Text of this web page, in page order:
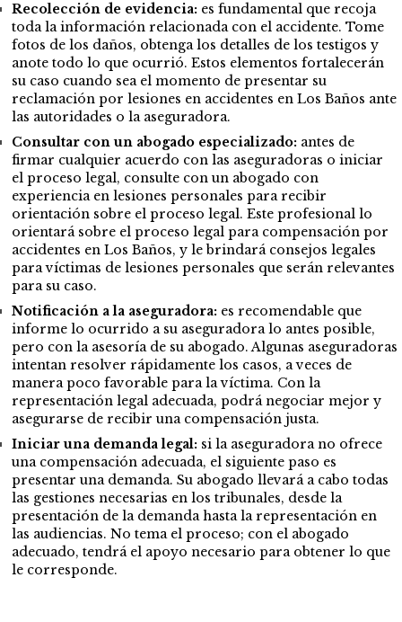
Recolección de evidencia: es fundamental que recoja
toda la información relacionada con el accidente. Tome
fotos de los daños, obtenga los detalles de los testigos y
anote todo lo que ocurrió. Estos elementos fortalecerán
su caso cuando sea el momento de presentar su
reclamación por lesiones en accidentes en Los Baños ante
las autoridades o la aseguradora.
Consultar con un abogado especializado: antes de
firmar cualquier acuerdo con las aseguradoras o iniciar
el proceso legal, consulte con un abogado con
experiencia en lesiones personales para recibir
orientación sobre el proceso legal. Este profesional lo
orientará sobre el proceso legal para compensación por
accidentes en Los Baños, y le brindará consejos legales
para víctimas de lesiones personales que serán relevantes
para su caso.
Notificación a la aseguradora: es recomendable que
informe lo ocurrido a su aseguradora lo antes posible,
pero con la asesoría de su abogado. Algunas aseguradoras
intentan resolver rápidamente los casos, a veces de
manera poco favorable para la víctima. Con la
representación legal adecuada, podrá negociar mejor y
asegurarse de recibir una compensación justa.
Iniciar una demanda legal: si la aseguradora no ofrece
una compensación adecuada, el siguiente paso es
presentar una demanda. Su abogado llevará a cabo todas
las gestiones necesarias en los tribunales, desde la
presentación de la demanda hasta la representación en
las audiencias. No tema el proceso; con el abogado
adecuado, tendrá el apoyo necesario para obtener lo que
le corresponde.